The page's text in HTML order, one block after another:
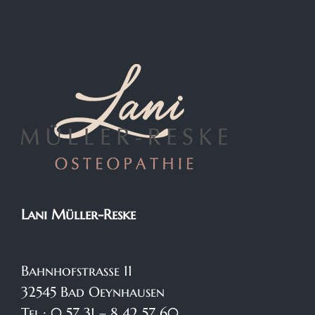
Lani Müller-Reske
Bahnhofstraße 11
32545 Bad Oeynhausen